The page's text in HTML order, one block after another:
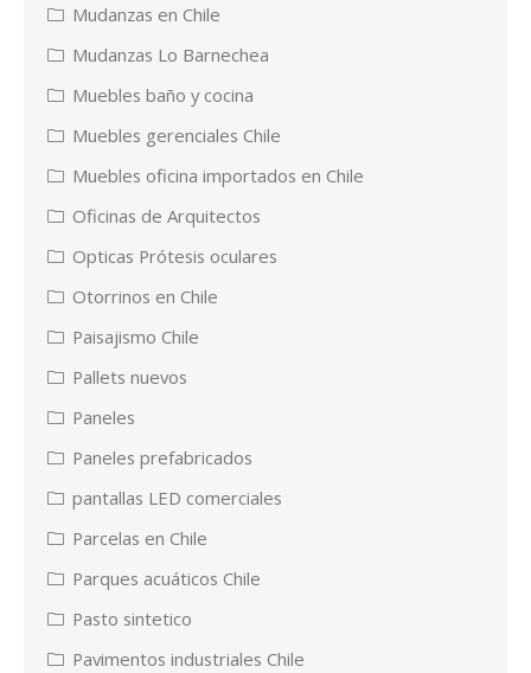
Mudanzas en Chile
Mudanzas Lo Barnechea
Muebles baño y cocina
Muebles gerenciales Chile
Muebles oficina importados en Chile
Oficinas de Arquitectos
Opticas Prótesis oculares
Otorrinos en Chile
Paisajismo Chile
Pallets nuevos
Paneles
Paneles prefabricados
pantallas LED comerciales
Parcelas en Chile
Parques acuáticos Chile
Pasto sintetico
Pavimentos industriales Chile